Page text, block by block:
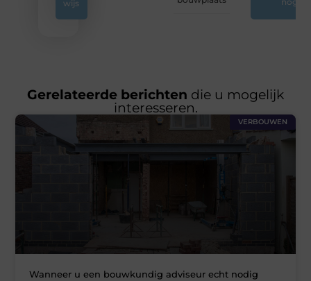
wijs
Gerelateerde berichten die u mogelijk
interesseren.
VERBOUWEN
Wanneer u een bouwkundig adviseur echt nodig